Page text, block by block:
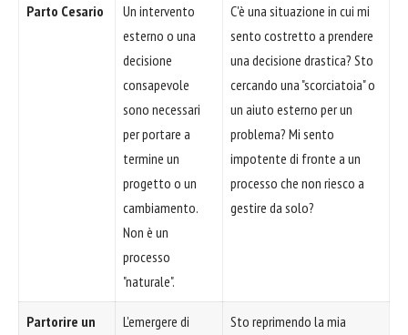
Parto Cesario
Un intervento
esterno o una
decisione
consapevole
sono necessari
per portare a
termine un
progetto o un
cambiamento.
Non è un
processo
"naturale".
C'è una situazione in cui mi
sento costretto a prendere
una decisione drastica? Sto
cercando una "scorciatoia" o
un aiuto esterno per un
problema? Mi sento
impotente di fronte a un
processo che non riesco a
gestire da solo?
Partorire un
L'emergere di
Sto reprimendo la mia